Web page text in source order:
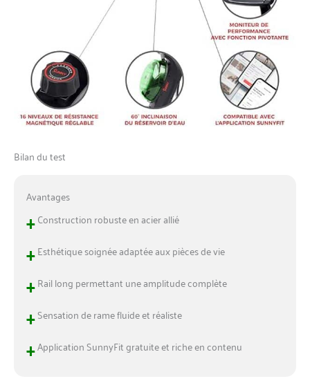
Bilan du test
Avantages
+Construction robuste en acier allié
+Esthétique soignée adaptée aux pièces de vie
+Rail long permettant une amplitude complète
+Sensation de rame fluide et réaliste
+Application SunnyFit gratuite et riche en contenu